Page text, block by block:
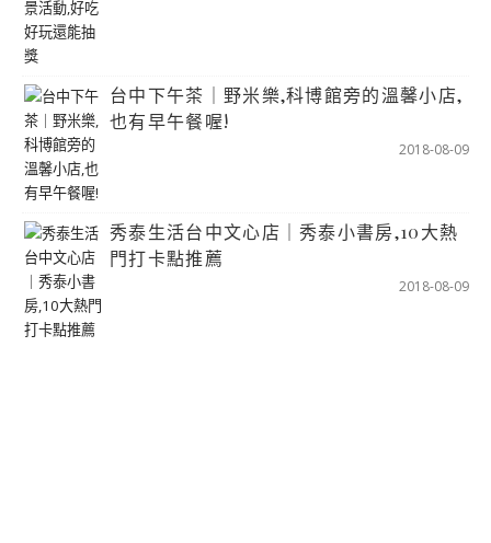
台中下午茶｜野米樂,科博館旁的溫馨小店,
也有早午餐喔!
2018-08-09
秀泰生活台中文心店｜秀泰小書房,10大熱
門打卡點推薦
2018-08-09